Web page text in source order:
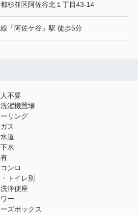
杉並区阿佐谷北１丁目43-14
「 阿佐ケ谷 」駅 徒歩5分
不要
濯機置場
リング
ス
道
水
ンロ
トイレ別
浄便座
ー
ズボックス